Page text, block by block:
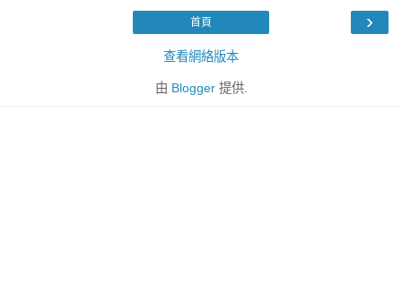
›
首頁
查看網絡版本
由 Blogger提供.